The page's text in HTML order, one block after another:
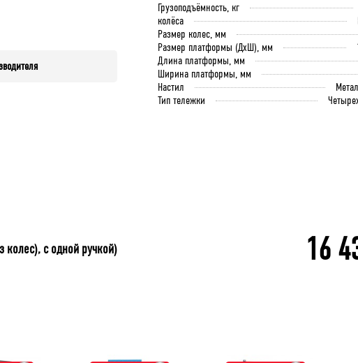
Грузоподъёмность, кг
колёса
Размер колес, мм
Размер платформы (ДхШ), мм
Длина платформы, мм
Ширина платформы, мм
Настил
Тип тележки
с одной ручкой) 16